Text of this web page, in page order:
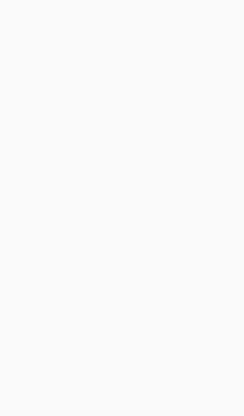
میهمانان مقیم در این هتل
استخر، سونا و جکوزی هتل